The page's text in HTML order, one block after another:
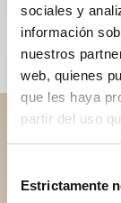
sociales y
información
nuestros
web, quienes
que les haya
partir del uso
Estrictamente